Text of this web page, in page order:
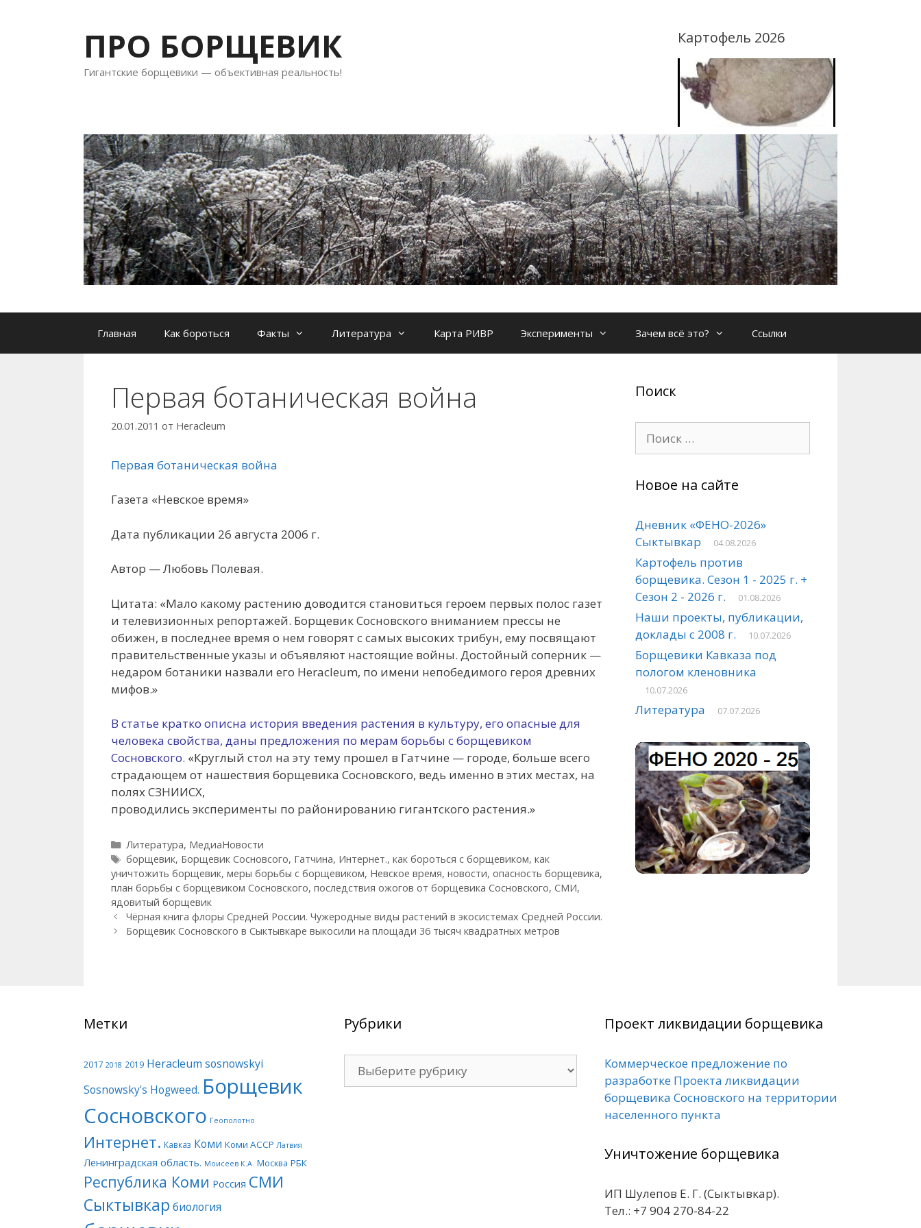
Картофель 2026
ПРО БОРЩЕВИК
Гигантские борщевики — объективная реальность!
Главная Как бороться Факты Литература Карта РИВР Эксперименты Зачем всё это? Ссылки
Первая ботаническая война
20.01.2011 от Heracleum
Первая ботаническая война
Газета «Невское время»
Дата публикации 26 августа 2006 г.
Автор — Любовь Полевая.
Цитата: «Мало какому растению доводится становиться героем первых полос газет
и телевизионных репортажей. Борщевик Сосновского вниманием прессы не
обижен, в последнее время о нем говорят с самых высоких трибун, ему посвящают
правительственные указы и объявляют настоящие войны. Достойный соперник —
недаром ботаники назвали его Heracleum, по имени непобедимого героя древних
мифов. »
В статье кратко описна история введения растения в культуру, его опасные для
человека свойства, даны предложения по мерам борьбы с борщевиком
Сосновского. «Круглый стол на эту тему прошел в Гатчине — городе, больше всего
страдающем от нашествия борщевика Сосновского, ведь именно в этих местах, на
полях СЗНИИСХ,
проводились эксперименты по районированию гигантского растения.»
Рубрики
Литература, МедиаНовости
Метки
борщевик, Борщевик Сосновсого, Гатчина, Интернет., как бороться с борщевиком, как
уничтожить борщевик, меры борьбы с борщевиком, Невское время, новости, опасность борщевика,
план борьбы с борщевиком Сосновского, последствия ожогов от борщевика Сосновского, СМИ,
ядовитый борщевик
Чёрная книга флоры Средней России. Чужеродные виды растений в экосистемах Средней России.
Борщевик Сосновского в Сыктывкаре выкосили на площади 36 тысяч квадратных метров
Поиск
Новое на сайте
Дневник «ФЕНО-2026»
Сыктывкар
04.08.2026
Картофель против
борщевика. Сезон 1 - 2025 г. +
Сезон 2 - 2026 г.
01.08.2026
Наши проекты, публикации,
доклады с 2008 г.
10.07.2026
Борщевики Кавказа под
пологом кленовника
10.07.2026
Литература 07.07.2026
Метки
2017 2018 2019 Heracleum sosnowskyi
Sosnowsky's Hogweed. Борщевик
Сосновского Геополотно
Интернет. Кавказ Коми Коми АССР Латвия
Ленинградская область. Моисеев К.А. Москва РБК
Республика Коми Россия СМИ
Сыктывкар биология
Рубрики
Рубрики
Проект ликвидации борщевика
Коммерческое предложение по
разработке Проекта ликвидации
борщевика Сосновского на территории
населенного пункта
Уничтожение борщевика
ИП Шулепов Е. Г. (Сыктывкар).
Тел.: +7 904 270-84-22